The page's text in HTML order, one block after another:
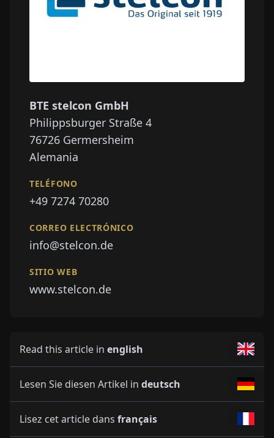
BTE stelcon GmbH
Philippsburger Straße 4
76726 Germersheim
Alemania
TELÉFONO
+49 7274 70280
CORREO ELECTRÓNICO
info@stelcon.de
SITIO WEB
www.stelcon.de
Read this article in english
Lesen Sie diesen Artikel in deutsch
Lisez cet article dans français